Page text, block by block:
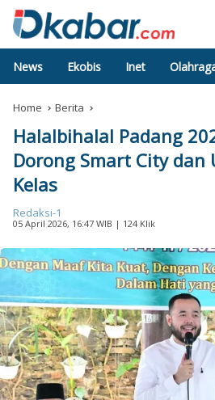
News Ekobis Inet
Home Berita
Halalbihalal Padang
Dorong Smart City dan
Kelas
Redaksi-1
05 April 2026, 16:47 WIB | 124 Klik